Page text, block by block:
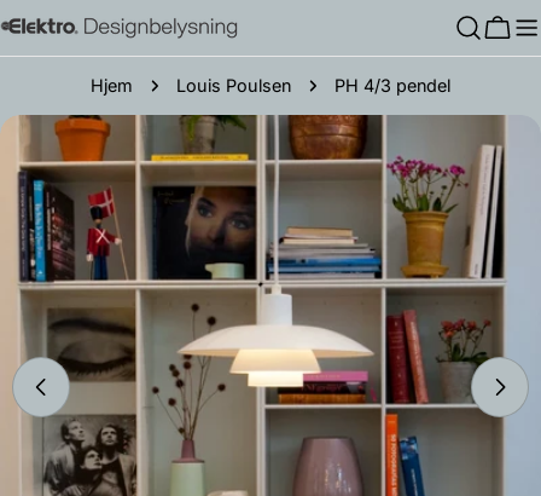
Hopp
Hjem Louis Poulsen PH 4/3 pendel
Gå
produktinformasjon
media 0 i modal